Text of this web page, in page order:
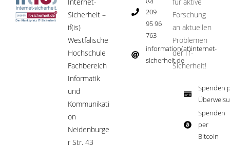
Sicherheit –
if(is)
Westfälische
Hochschule
Fachbereich
Informatik
und
Kommunikati
on
Neidenburge
r Str. 43
209
95 96
763
information(at)internet-
sicherheit.de ​
Forschung
an aktuellen
Problemen
der IT-
Sicherheit!​
Spenden
Spenden
per
Bitcoin​